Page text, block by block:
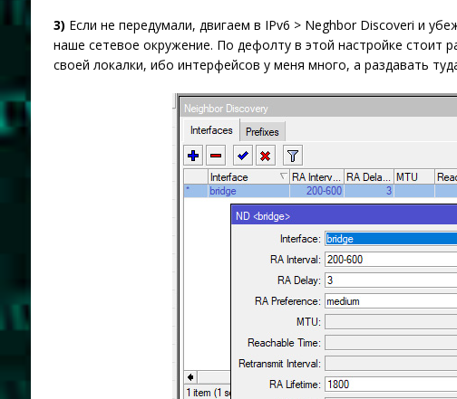
3) Если не передумали, двигаем в IPv6 > Neghbor Discoveri и
наше сетевое окружение. По дефолту в этой настройке стоит
своей локалки, ибо интерфейсов у меня много, а раздавать